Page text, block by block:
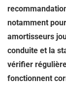
notamment pour
amortisseurs
conduite et la
vérifier
fonctionnent